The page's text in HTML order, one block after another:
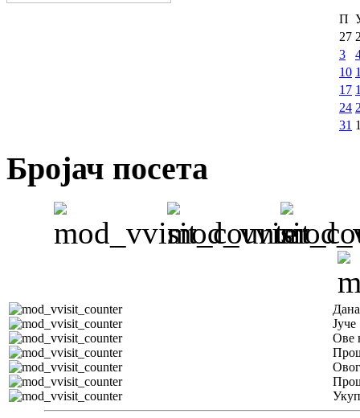
П
27
3
10
17
24
31
Бројач посета
Јуче
Ове